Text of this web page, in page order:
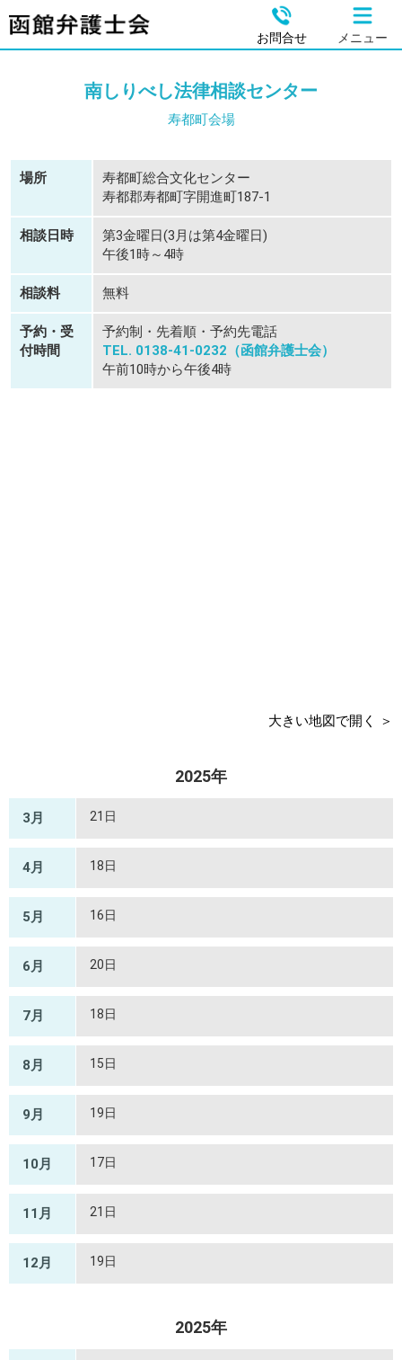
お問合せ メニュー
南しりべし法律相談センター
寿都町会場
場所
寿都町総合文化センター
寿都郡寿都町字開進町187-1
相談日時
第3金曜日(3月は第4金曜日)
午後1時～4時
相談料 無料
予約・受
付時間
予約制・先着順・予約先電話
TEL. 0138-41-0232（函館弁護士会）
午前10時から午後4時
大きい地図で開く ＞
2025年
3月 21日
4月 18日
5月 16日
6月 20日
7月 18日
8月 15日
9月 19日
10月 17日
11月 21日
12月 19日
2025年